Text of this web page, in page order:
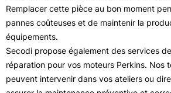
Remplacer cette pièce au bon moment
pannes coûteuses et de maintenir la
équipements.
Secodi propose également des services
réparation pour vos moteurs Perkins. Nos
peuvent intervenir dans vos ateliers ou